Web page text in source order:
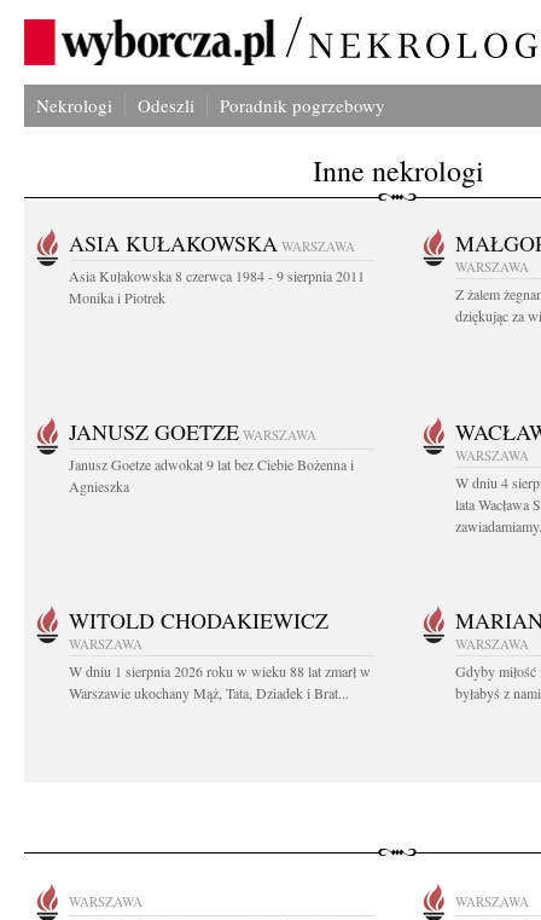
Nekrologi Odeszli Poradnik pogrzebowy
Inne nekrologi
ASIA KUŁAKOWSKA WARSZAWA
Asia Kułakowska 8 czerwca 1984 - 9 sierpnia 2011
Monika i Piotrek
WARSZAWA
Z żalem
dziękując za
JANUSZ GOETZE WARSZAWA
Janusz Goetze adwokat 9 lat bez Ciebie Bożenna i
Agnieszka
WARSZAWA
W dniu 4
lata Wacława
WITOLD CHODAKIEWICZ
WARSZAWA
W dniu 1 sierpnia 2026 roku w wieku 88 lat zmarł w
Warszawie ukochany Mąż, Tata, Dziadek i Brat...
WARSZAWA
Gdyby miłość
byłabyś z
WARSZAWA WARSZAWA